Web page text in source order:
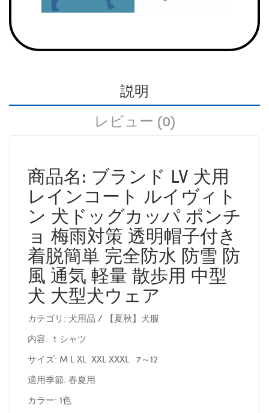
説明
レビュー (0)
商品名: ブランド LV 犬用
レインコート ルイヴィト
ン 犬ドッグカッパ ポンチ
ョ 梅雨対策 透明帽子付き
着脱簡単 完全防水 防雪 防
風 通気 軽量 散歩用 中型
犬 大型犬ウェア
カテゴリ: 犬用品 / 【夏秋】犬服
内容: ｔシャツ
サイズ: M L XL XXL XXXL 7～12
適用季節: 春夏用
カラー: 1色